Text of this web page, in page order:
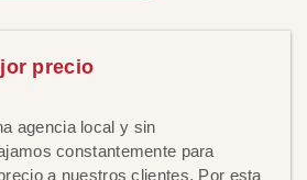
precio
agencia local y sin
constantemente para
a nuestros clientes. Por esta